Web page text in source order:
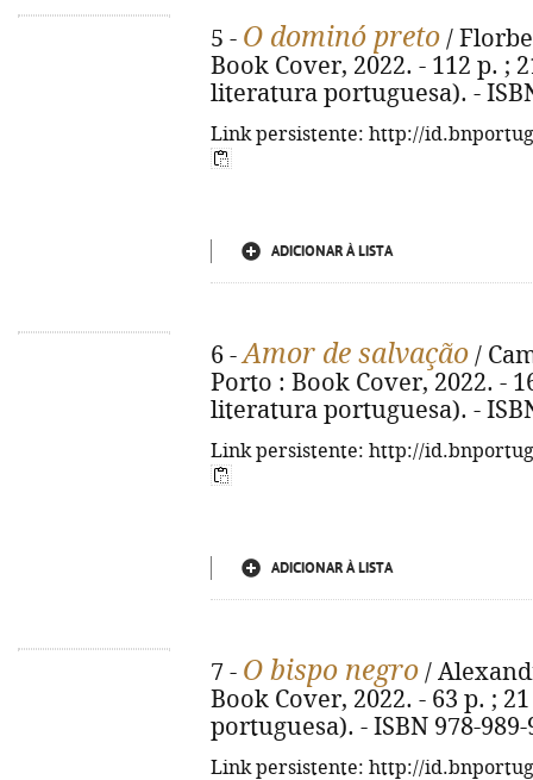
5 - O dominó preto /
Book Cover, 2022. - 112 p. ;
literatura portuguesa). -
Link persistente: http://
ADICIONAR À LISTA
6 -Amor de salvação /
Porto : Book Cover, 2022. -
literatura portuguesa). -
Link persistente: http://
ADICIONAR À LISTA
7 - O bispo negro /
Book Cover, 2022. - 63 p. ;
portuguesa). - ISBN 978-989-
Link persistente: http://